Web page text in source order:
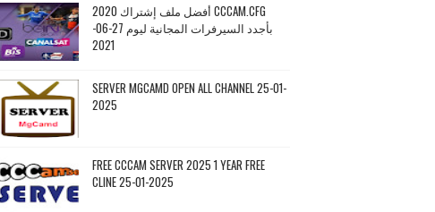
أفضل ملف إشتراك 2020 CCCAM.CFG
بأجدد السيرفرات المجانية ليوم 27-06-
2021
SERVER MGCAMD OPEN ALL CHANNEL 25-01-
2025
FREE CCCAM SERVER 2025 1 YEAR FREE
CLINE 25-01-2025